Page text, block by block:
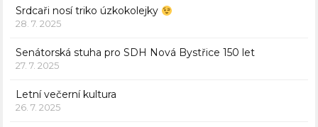
Srdcaři nosí triko úzkokolejky
28. 7. 2025
Senátorská stuha pro SDH Nová Bystřice 150 let
27. 7. 2025
Letní večerní kultura
26. 7. 2025